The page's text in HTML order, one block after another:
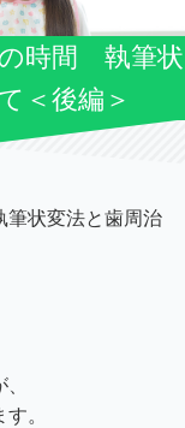
の時間 執筆状
＜後編＞
筆状変法と歯周治
。